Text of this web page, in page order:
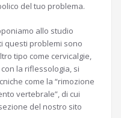
del tuo problema.
allo studio
questi problemi sono
tipo come cervicalgie,
la riflessologia, si
come la “rimozione
vertebrale”, di cui
del nostro sito